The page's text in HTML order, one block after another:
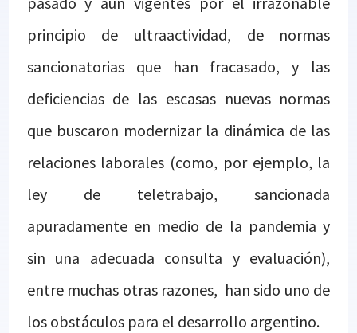
principio de ultraactividad, de normas
sancionatorias que han fracasado, y las
deficiencias de las escasas nuevas normas
que buscaron modernizar la dinámica de las
relaciones laborales (como, por ejemplo, la
ley de teletrabajo, sancionada
apuradamente en medio de la pandemia y
sin una adecuada consulta y evaluación),
entre muchas otras razones, han sido uno de
los obstáculos para el desarrollo argentino.